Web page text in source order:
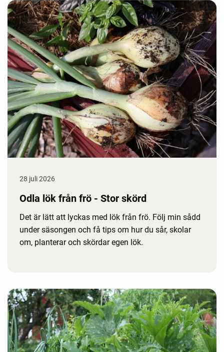
28 juli 2026
Odla lök från frö - Stor skörd
Det är lätt att lyckas med lök från frö. Följ min sådd
under säsongen och få tips om hur du sår, skolar
om, planterar och skördar egen lök.